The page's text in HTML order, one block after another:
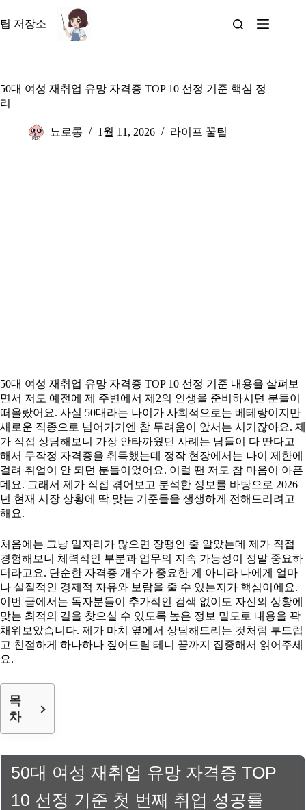
문
뛰
기
팁 저장소
50대 여성 재취업 유망 자격증 TOP 10 선정 기준 핵심 정
리
뇨로롱 1월 11, 2026 라이프 꿀팁
50대 여성 재취업 유망 자격증 TOP 10 선정 기준 내용을 살펴보
면서 저도 예전에 제 주변에서 제2의 인생을 준비하시던 분들이
떠올랐어요. 사실 50대라는 나이가 사회적으로는 베테랑이지만
새로운 직종으로 넘어가기엔 참 두려움이 앞서는 시기잖아요. 제
가 직접 상담해보니 가장 안타까웠던 사례는 남들이 다 딴다고
해서 무작정 자격증을 취득했는데 정작 현장에서는 나이 제한에
걸려 취업이 안 되던 분들이었어요. 이럴 땐 저도 참 마음이 아픈
데요. 그래서 제가 직접 겪어보고 분석한 정보를 바탕으로 2026
년 현재 시장 상황에 딱 맞는 기준들을 생생하게 전해드리려고
해요.
처음에는 그냥 일자리가 많으면 장땡인 줄 알았는데 제가 직접
경험해보니 체력적인 부분과 업무의 지속 가능성이 정말 중요하
더라고요. 단순한 자격증 개수가 중요한 게 아니라 나에게 얼마
나 실질적인 경제적 자유와 보람을 줄 수 있는지가 핵심이에요.
이번 글에서는 독자분들이 추가적인 검색 없이도 자신의 상황에
맞는 최적의 길을 찾으실 수 있도록 높은 정보 밀도로 내용을 꽉
채워보았습니다. 제가 마치 옆에서 상담해드리는 것처럼 부드럽
고 친절하게 하나하나 짚어드릴 테니 끝까지 집중해서 읽어주세
요.
목
차
50대 여성 재취업 유망 자격증 TOP
10 선정 기준 첫 번째 취업 성공률